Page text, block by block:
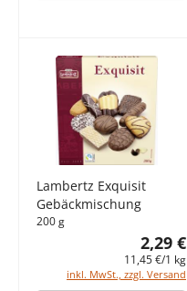
Lambertz Exquisit
Gebäckmischung
200 g
2,29 €
11,45 €/1 kg
inkl. MwSt., zzgl. Versand